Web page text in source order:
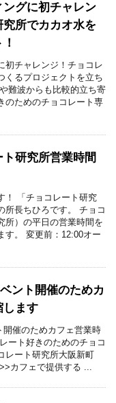
グに初チャレン
所でカカオ水を
初チャレンジ！チョコレ
くるプロジェクトを立ち
難波からも比較的立ち寄
のためのチョコレート専
ト研究所営業時間
！ 「チョコレート研究
所長ちひろです。 チョコ
所）の平日の営業時間を
す。 変更前：12:00オー
ント開催のためカ
します
開催のためカフェ営業時
ート好きのためのチョコ
レート研究所大阪新町
カフェで提供する ...